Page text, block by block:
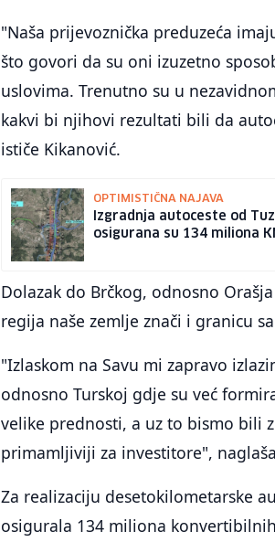
"Naša prijevoznička preduzeća
što govori da su oni izuzetno
uslovima. Trenutno su u
kakvi bi njihovi rezultati bili da
ističe Kikanović.
OPTIMISTIČNA NAJAVA
Izgradnja autoceste od
osigurana su 134 miliona
Dolazak do Brčkog, odnosno
regija naše zemlje znači i granicu
"Izlaskom na Savu mi zapravo
odnosno Turskoj gdje su već
velike prednosti, a uz to bismo bili
primamljiviji za investitore",
Za realizaciju desetokilometarske
osigurala 134 miliona